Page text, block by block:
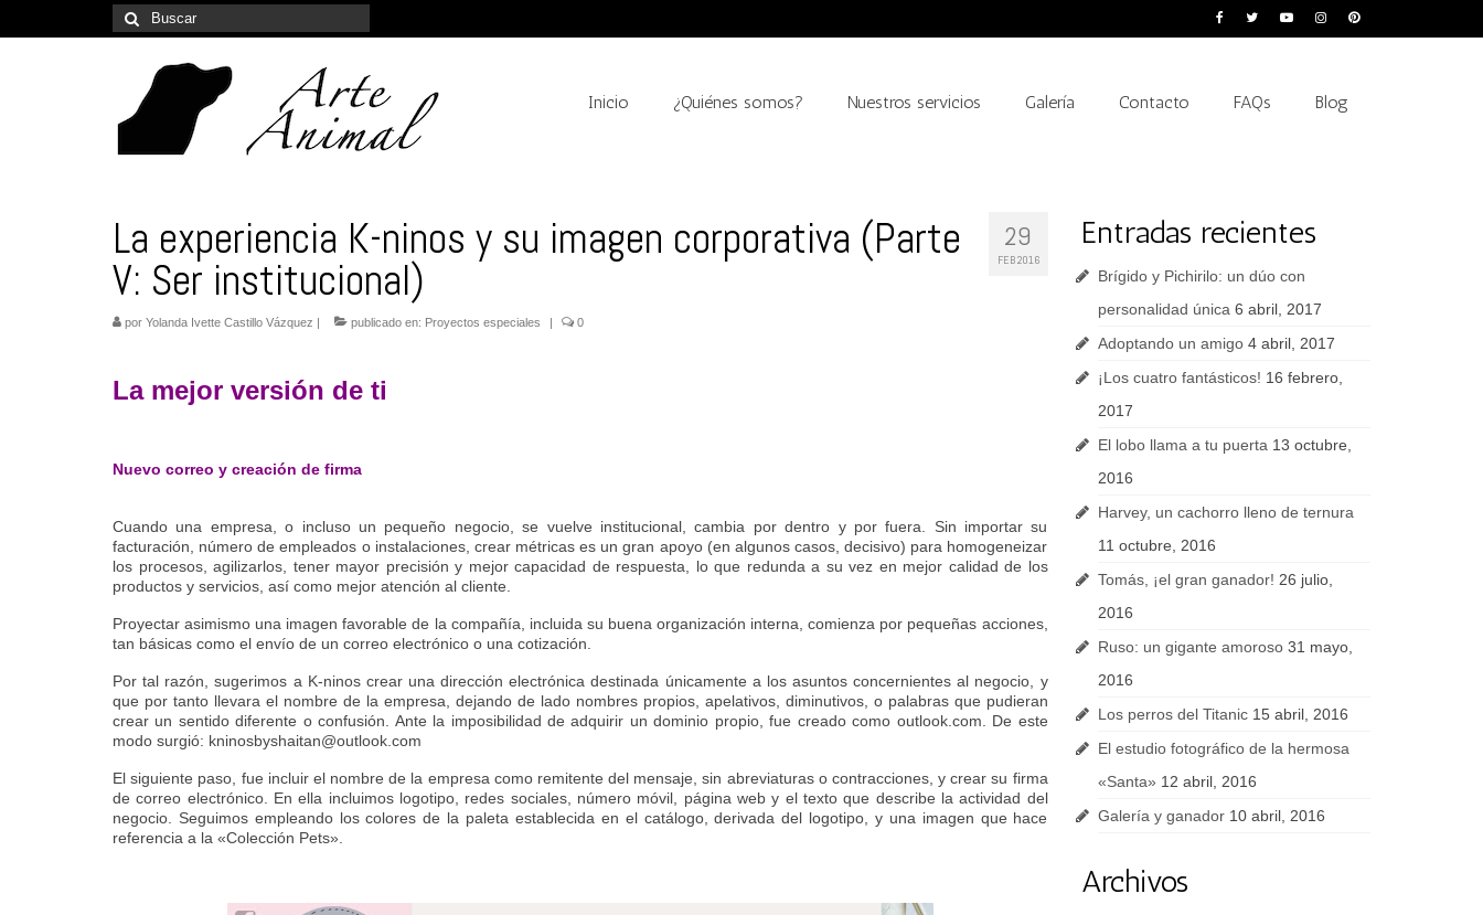
Buscar
por:
Inicio ¿Quiénes somos? Nuestros servicios Galería Contacto FAQs Blog
29
FEB 2016
La experiencia K-ninos y su imagen corporativa (Parte
V: Ser institucional)
por Yolanda Ivette Castillo Vázquez | publicado en: Proyectos especiales | 0
La mejor versión de ti
Nuevo correo y creación de firma
Cuando una empresa, o incluso un pequeño negocio, se vuelve institucional, cambia por dentro y por fuera. Sin importar su
facturación, número de empleados o instalaciones, crear métricas es un gran apoyo (en algunos casos, decisivo) para homogeneizar
los procesos, agilizarlos, tener mayor precisión y mejor capacidad de respuesta, lo que redunda a su vez en mejor calidad de los
productos y servicios, así como mejor atención al cliente.
Proyectar asimismo una imagen favorable de la compañía, incluida su buena organización interna, comienza por pequeñas acciones,
tan básicas como el envío de un correo electrónico o una cotización.
Por tal razón, sugerimos a K-ninos crear una dirección electrónica destinada únicamente a los asuntos concernientes al negocio, y
que por tanto llevara el nombre de la empresa, dejando de lado nombres propios, apelativos, diminutivos, o palabras que pudieran
crear un sentido diferente o confusión. Ante la imposibilidad de adquirir un dominio propio, fue creado como outlook.com. De este
modo surgió: kninosbyshaitan@outlook.com
El siguiente paso, fue incluir el nombre de la empresa como remitente del mensaje, sin abreviaturas o contracciones, y crear su firma
de correo electrónico. En ella incluimos logotipo, redes sociales, número móvil, página web y el texto que describe la actividad del
negocio. Seguimos empleando los colores de la paleta establecida en el catálogo, derivada del logotipo, y una imagen que hace
referencia a la «Colección Pets».
Entradas recientes
Brígido y Pichirilo: un dúo con
personalidad única 6 abril, 2017
Adoptando un amigo 4 abril, 2017
¡Los cuatro fantásticos! 16 febrero,
2017
El lobo llama a tu puerta 13 octubre,
2016
Harvey, un cachorro lleno de ternura
11 octubre, 2016
Tomás, ¡el gran ganador! 26 julio,
2016
Ruso: un gigante amoroso 31 mayo,
2016
Los perros del Titanic 15 abril, 2016
El estudio fotográfico de la hermosa
«Santa» 12 abril, 2016
Galería y ganador 10 abril, 2016
Archivos